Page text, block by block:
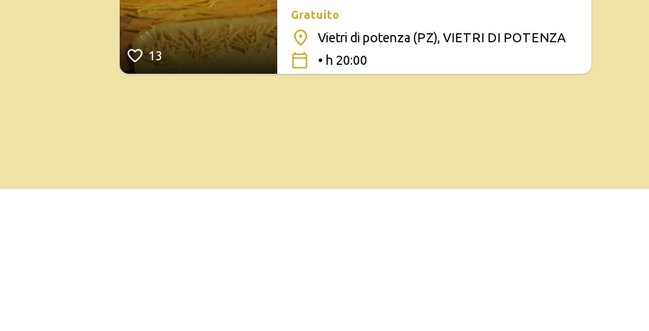
13
Gratuito
Vietri di potenza (PZ), VIETRI DI POTENZA
• h 20:00